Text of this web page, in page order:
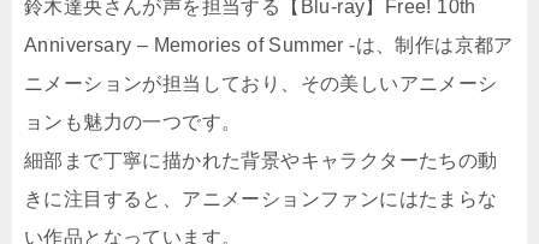
鈴木達央さんが声を担当する【Blu-ray】Free! 10th
Anniversary – Memories of Summer -は、制作は京都ア
ニメーションが担当しており、その美しいアニメーシ
ョンも魅力の一つです。
細部まで丁寧に描かれた背景やキャラクターたちの動
きに注目すると、アニメーションファンにはたまらな
い作品となっています。